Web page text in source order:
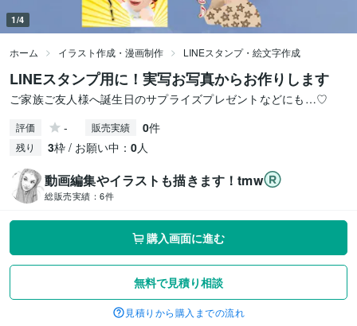
1/4
ホーム イラスト作成・漫画制作 LINEスタンプ・絵文字作成
LINEスタンプ用に！実写お写真からお作りします
ご家族ご友人様へ誕生日のサプライズプレゼントなどにも…♡
評価 - 販売実績 0件
残り 3枠 / お願い中： 0人
動画編集やイラストも描きます！tmw
総販売実績： 6件
購入画面に進む
無料で見積り相談
見積りから購入までの流れ